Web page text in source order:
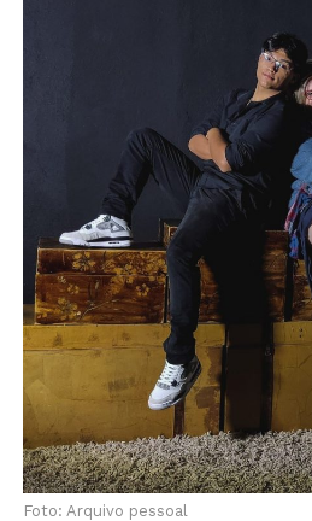
Foto: Arquivo pessoal